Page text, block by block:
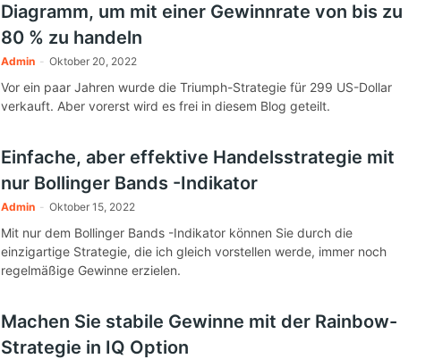
Diagramm, um mit einer Gewinnrate von bis zu
80 % zu handeln
Admin - Oktober 20, 2022
Vor ein paar Jahren wurde die Triumph-Strategie für 299 US-Dollar
verkauft. Aber vorerst wird es frei in diesem Blog geteilt.
Einfache, aber effektive Handelsstrategie mit
nur Bollinger Bands -Indikator
Admin - Oktober 15, 2022
Mit nur dem Bollinger Bands -Indikator können Sie durch die
einzigartige Strategie, die ich gleich vorstellen werde, immer noch
regelmäßige Gewinne erzielen.
Machen Sie stabile Gewinne mit der Rainbow-
Strategie in IQ Option